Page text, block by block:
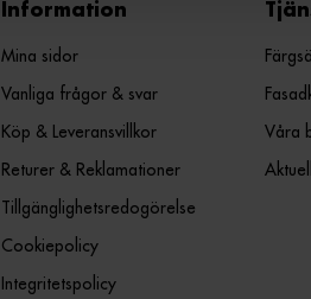
Information
Mina sidor
Vanliga frågor & svar
Köp & Leveransvillkor
Returer & Reklamationer
Tillgänglighetsredogörelse
Cookiepolicy
Integritetspolicy
Våra